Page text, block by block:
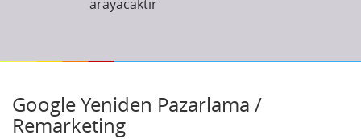
arayacaktır
Google Yeniden Pazarlama /
Remarketing